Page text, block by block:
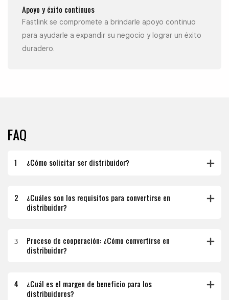
Apoyo y éxito continuos
Fastlink se compromete a brindarle apoyo continuo
para ayudarle a expandir su negocio y lograr un éxito
duradero.
FAQ
1 ¿Cómo solicitar ser distribuidor?
2
¿Cuáles son los requisitos para convertirse en
distribuidor?
3
Proceso de cooperación: ¿Cómo convertirse en
distribuidor?
4
¿Cuál es el margen de beneficio para los
distribuidores?